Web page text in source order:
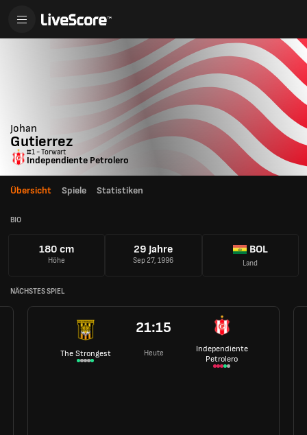
Johan
Gutierrez
#1 - Torwart
Independiente Petrolero
Übersicht Spiele Statistiken
BIO
180 cm
Höhe
29 Jahre
Sep 27, 1996
BOL
Land
NÄCHSTES SPIEL
The Strongest
21:15
Heute
Independiente
Petrolero